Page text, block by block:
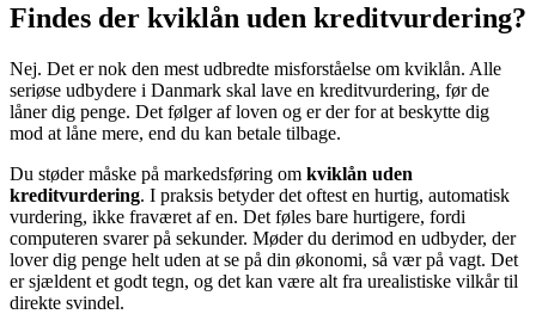
Findes der kviklån uden kreditvurdering?
Nej. Det er nok den mest udbredte misforståelse om kviklån. Alle
seriøse udbydere i Danmark skal lave en kreditvurdering, før de
låner dig penge. Det følger af loven og er der for at beskytte dig
mod at låne mere, end du kan betale tilbage.
Du støder måske på markedsføring om kviklån uden
kreditvurdering. I praksis betyder det oftest en hurtig, automatisk
vurdering, ikke fraværet af en. Det føles bare hurtigere, fordi
computeren svarer på sekunder. Møder du derimod en udbyder, der
lover dig penge helt uden at se på din økonomi, så vær på vagt. Det
er sjældent et godt tegn, og det kan være alt fra urealistiske vilkår til
direkte svindel.